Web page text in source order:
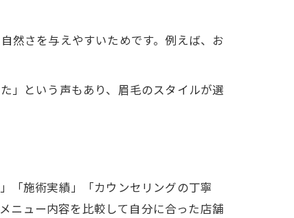
然さを与えやすいためです。例えば、お
」という声もあり、眉毛のスタイルが選
「施術実績」「カウンセリングの丁寧
ニュー内容を比較して自分に合った店舗